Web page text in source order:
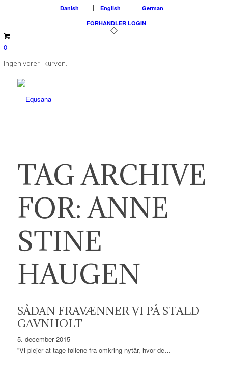
Danish English
German
FORHANDLER LOGIN
0
Ingen varer i kurven.
TAG ARCHIVE
FOR:ANNE
STINE
HAUGEN
SÅDAN FRAVÆNNER VI PÅ STALD
GAVNHOLT
5. december 2015
”Vi plejer at tage føllene fra omkring nytår, hvor de…